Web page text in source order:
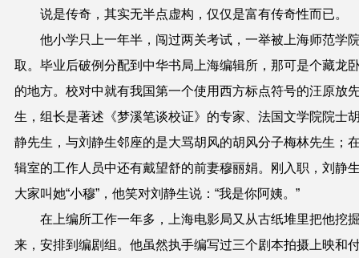
说是传奇，其实无半点虚构，仅仅是富有传奇性而已。
他小学只上一年半，闯过两关考试，一举被上海师范学
取。毕业后破例分配到中华书局上海编辑所，那可是个藏龙
的地方。校对中就有我国第一个使用西方标点符号的汪原放
生，组长是著述《梦溪笔谈校证》的专家、法国文学院院士
静先生，与刘静生邻座的是大骂胡风的胡风分子梅林先生；
辑室的工作人员中还有戴望舒的前妻穆丽娟。刚入职，刘静
大家叫她“小穆”，他笑对刘静生说：“我是你阿姨。”
在上编所工作一年多，上海电影局又从古纸堆里把他挖
来，安排到编剧组。他虽然执手编写过三个剧本拍摄上映和